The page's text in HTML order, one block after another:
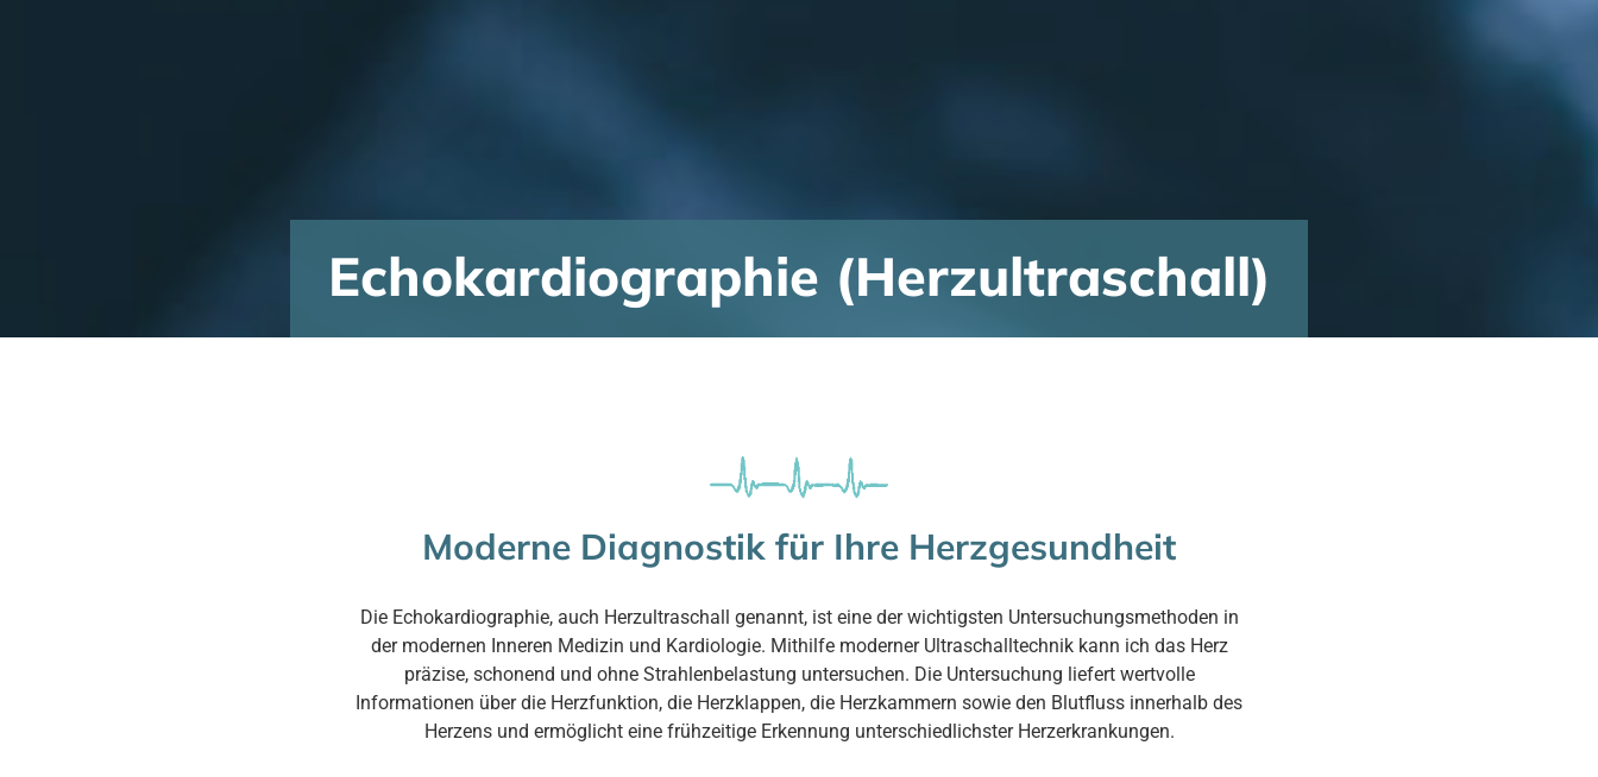
Echokardiographie (Herzultraschall)
Moderne Diagnostik für Ihre Herzgesundheit
Die Echokardiographie, auch Herzultraschall genannt, ist eine der wichtigsten Untersuchungsmethoden in
der modernen Inneren Medizin und Kardiologie. Mithilfe moderner Ultraschalltechnik kann ich das Herz
präzise, schonend und ohne Strahlenbelastung untersuchen. Die Untersuchung liefert wertvolle
Informationen über die Herzfunktion, die Herzklappen, die Herzkammern sowie den Blutfluss innerhalb des
Herzens und ermöglicht eine frühzeitige Erkennung unterschiedlichster Herzerkrankungen.